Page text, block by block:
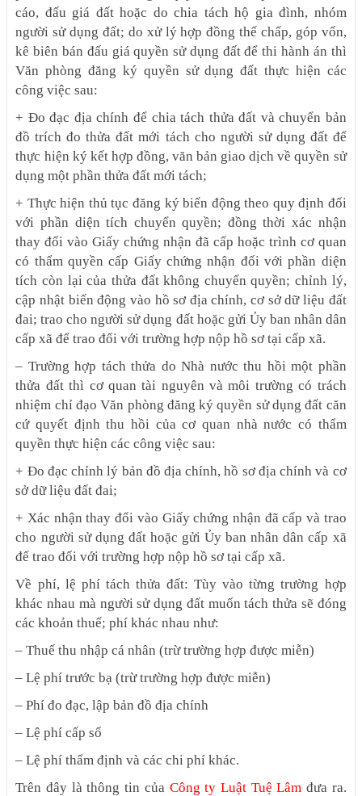
cáo, đấu giá đất hoặc do chia tách hộ gia đình, nhóm
người sử dụng đất; do xử lý hợp đồng thế chấp, góp vốn,
kê biên bán đấu giá quyền sử dụng đất để thi hành án thì
Văn phòng đăng ký quyền sử dụng đất thực hiện các
công việc sau:
+ Đo đạc địa chính để chia tách thửa đất và chuyển bản
đồ trích đo thửa đất mới tách cho người sử dụng đất để
thực hiện ký kết hợp đồng, văn bản giao dịch về quyền sử
dụng một phần thửa đất mới tách;
+ Thực hiện thủ tục đăng ký biến động theo quy định đối
với phần diện tích chuyển quyền; đồng thời xác nhận
thay đổi vào Giấy chứng nhận đã cấp hoặc trình cơ quan
có thẩm quyền cấp Giấy chứng nhận đối với phần diện
tích còn lại của thửa đất không chuyển quyền; chỉnh lý,
cập nhật biến động vào hồ sơ địa chính, cơ sở dữ liệu đất
đai; trao cho người sử dụng đất hoặc gửi Ủy ban nhân dân
cấp xã để trao đối với trường hợp nộp hồ sơ tại cấp xã.
– Trường hợp tách thửa do Nhà nước thu hồi một phần
thửa đất thì cơ quan tài nguyên và môi trường có trách
nhiệm chỉ đạo Văn phòng đăng ký quyền sử dụng đất căn
cứ quyết định thu hồi của cơ quan nhà nước có thẩm
quyền thực hiện các công việc sau:
+ Đo đạc chỉnh lý bản đồ địa chính, hồ sơ địa chính và cơ
sở dữ liệu đất đai;
+ Xác nhận thay đổi vào Giấy chứng nhận đã cấp và trao
cho người sử dụng đất hoặc gửi Ủy ban nhân dân cấp xã
để trao đối với trường hợp nộp hồ sơ tại cấp xã.
Về phí, lệ phí tách thửa đất: Tùy vào từng trường hợp
khác nhau mà người sử dụng đất muốn tách thửa sẽ đóng
các khoản thuế; phí khác nhau như:
– Thuế thu nhập cá nhân (trừ trường hợp được miễn)
– Lệ phí trước bạ (trừ trường hợp được miễn)
– Phí đo đạc, lập bản đồ địa chính
– Lệ phí cấp sổ
– Lệ phí thẩm định và các chi phí khác.
Trên đây là thông tin của Công ty Luật Tuệ Lâm đưa ra.